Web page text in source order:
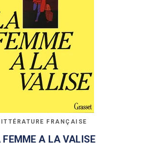
FRANÇAISE
FEMME A LA VALISE